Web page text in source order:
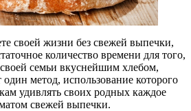
своей жизни без свежей выпечки,
количество времени для того,
семьи вкуснейшим хлебом,
метод, использование которого
удивлять своих родных каждое
свежей выпечки.